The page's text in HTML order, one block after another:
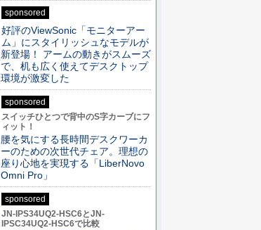
sponsored
好評のViewSonic「モニターアー
ム」にスタイリッシュなモデルが
新登場！ アームの動きがスムーズ
で、机も広く使えてデスクトップ
環境が激変した
sponsored
スイッチひとつで背中のS字カーブにフ
ィット！
腰を気にする長時間デスクワーカ
ーのための次世代チェア。理想の
座り心地を実現する「LiberNovo
Omni Pro」
sponsored
JN-IPS34UQ2-HSC6とJN-
IPSC34UQ2-HSC6で比較